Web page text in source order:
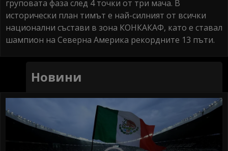
груповата фаза след 4 точки от три мача. В
исторически план тимът е най-силният от всички
национални състави в зона КОНКАКАФ, като е ставал
шампион на Северна Америка рекордните 13 пъти.
Новини